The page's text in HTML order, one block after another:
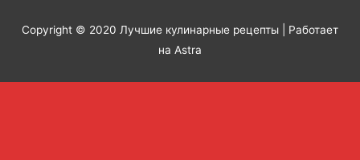
Copyright © 2020 Лучшие кулинарные рецепты | Работает
на Astra